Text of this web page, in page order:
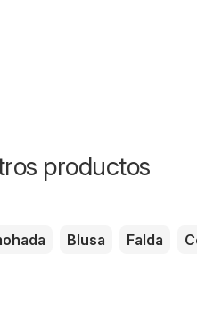
productos
Blusa Falda